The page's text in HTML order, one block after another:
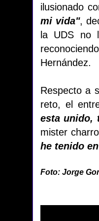
ilusionado
mi vida",
la UDS no
Hernández.
Respecto a
reto, el
esta unido,
mister
he tenido
Foto: Jorge